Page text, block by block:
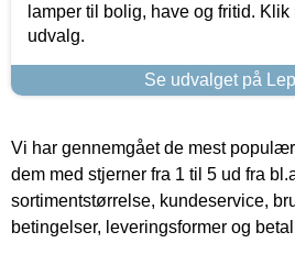
lamper til bolig, have og fritid.
udvalg.
Se udvalget på
Vi har gennemgået de mest
dem med stjerner fra 1 til 5 ud fra
sortimentstørrelse, kundeservice,
betingelser, leveringsformer og